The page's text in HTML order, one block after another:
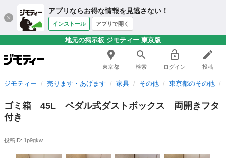
アプリならお得な情報を見逃さない！
インストール アプリで開く
地元の掲示板 ジモティー 東京版
東京都 検索 ログイン 投稿
ジモティー 売ります・あげます 家具 その他 東京都のその他
ゴミ箱 45L ペダル式ダストボックス 両開きフタ
付き
投稿ID: 1p9gkw